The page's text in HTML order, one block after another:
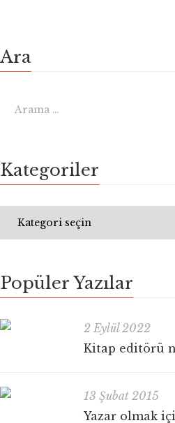
Ara
Kategoriler
Popüler Yazılar
2 Eylül 2022
Kitap editörü
13 Şubat 2015
Yazar olmak